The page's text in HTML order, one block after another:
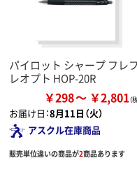
パイロット シャープ フレフ
レオプト HOP-20R
￥298 ￥2,801
お届け日：8月11日（火）
アスクル在庫商品
販売単位違いの商品が2商品あります